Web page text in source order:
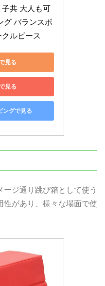
共 大人も可
グ バランスボ
ルピース
見る
見る
ングで見る
ジ通り跳び箱として使う
性があり、様々な場面で使